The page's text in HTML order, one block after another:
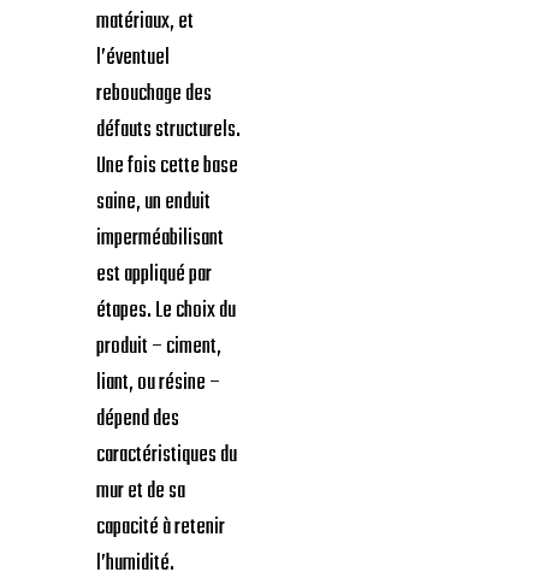
matériaux, et
l’éventuel
rebouchage des
défauts structurels.
Une fois cette base
saine, un enduit
imperméabilisant
est appliqué par
étapes. Le choix du
produit – ciment,
liant, ou résine –
dépend des
caractéristiques du
mur et de sa
capacité à retenir
l’humidité.